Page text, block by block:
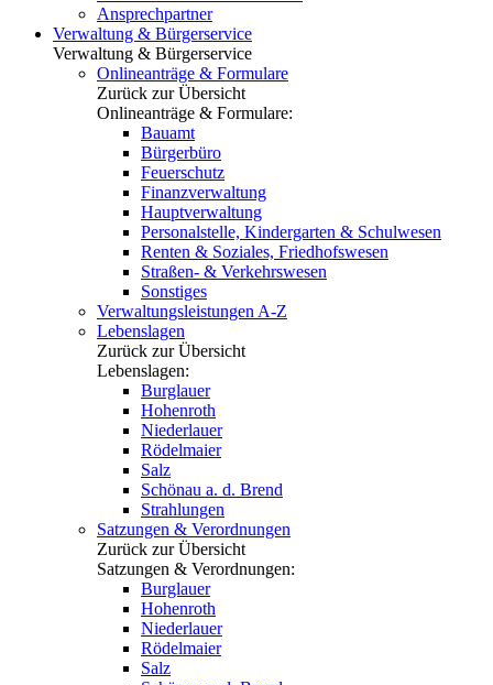
Ansprechpartner
Verwaltung & Bürgerservice
Verwaltung & Bürgerservice
Onlineanträge & Formulare
Zurück zur Übersicht
Onlineanträge & Formulare:
Bauamt
Bürgerbüro
Feuerschutz
Finanzverwaltung
Hauptverwaltung
Personalstelle, Kindergarten & Schulwesen
Renten & Soziales, Friedhofswesen
Straßen- & Verkehrswesen
Sonstiges
Verwaltungsleistungen A-Z
Lebenslagen
Zurück zur Übersicht
Lebenslagen:
Burglauer
Hohenroth
Niederlauer
Rödelmaier
Salz
Schönau a. d. Brend
Strahlungen
Satzungen & Verordnungen
Zurück zur Übersicht
Satzungen & Verordnungen:
Burglauer
Hohenroth
Niederlauer
Rödelmaier
Salz